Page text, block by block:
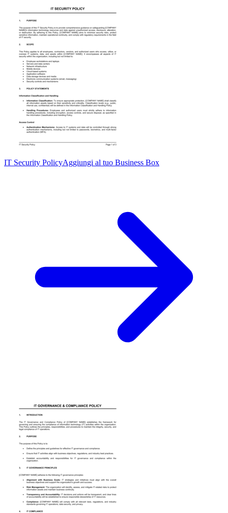
IT Security PolicyAggiungi al tuo Business Box